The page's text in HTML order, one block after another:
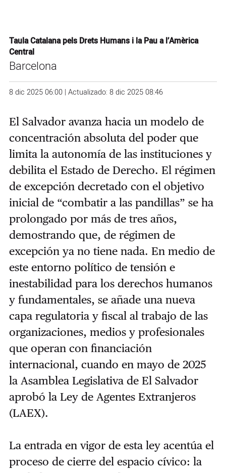
Taula Catalana pels Drets Humans i la Pau a l’Amèrica
Central
Barcelona
8 dic 2025 06:00 | Actualizado: 8 dic 2025 08:46
El Salvador avanza hacia un modelo de
concentración absoluta del poder que
limita la autonomía de las instituciones y
debilita el Estado de Derecho. El régimen
de excepción decretado con el objetivo
inicial de “combatir a las pandillas” se ha
prolongado por más de tres años,
demostrando que, de régimen de
excepción ya no tiene nada. En medio de
este entorno político de tensión e
inestabilidad para los derechos humanos
y fundamentales, se añade una nueva
capa regulatoria y fiscal al trabajo de las
organizaciones, medios y profesionales
que operan con financiación
internacional, cuando en mayo de 2025
la Asamblea Legislativa de El Salvador
aprobó la Ley de Agentes Extranjeros
(LAEX).
La entrada en vigor de esta ley acentúa el
proceso de cierre del espacio cívico: la